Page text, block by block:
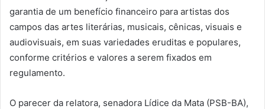
garantia de um benefício financeiro para artistas dos
campos das artes literárias, musicais, cênicas, visuais e
audiovisuais, em suas variedades eruditas e populares,
conforme critérios e valores a serem fixados em
regulamento.
O parecer da relatora, senadora Lídice da Mata (PSB-BA),